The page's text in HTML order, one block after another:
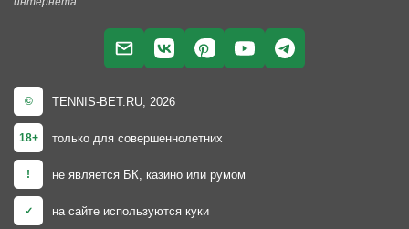
© TENNIS-BET.RU, 2026
18+ только для совершеннолетних
! не является БК, казино или румом
✓ на сайте используются куки